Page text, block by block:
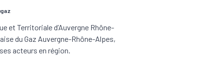
et Territoriale d’Auvergne Rhône-
du Gaz Auvergne-Rhône-Alpes,
acteurs en région.